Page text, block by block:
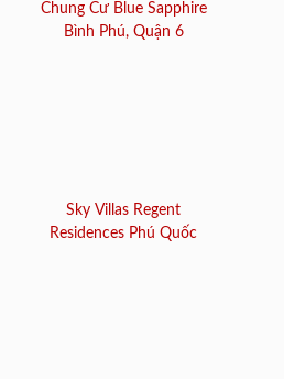
Chung Cư Blue Sapphire
Bình Phú, Quận 6
Sky Villas Regent
Residences Phú Quốc